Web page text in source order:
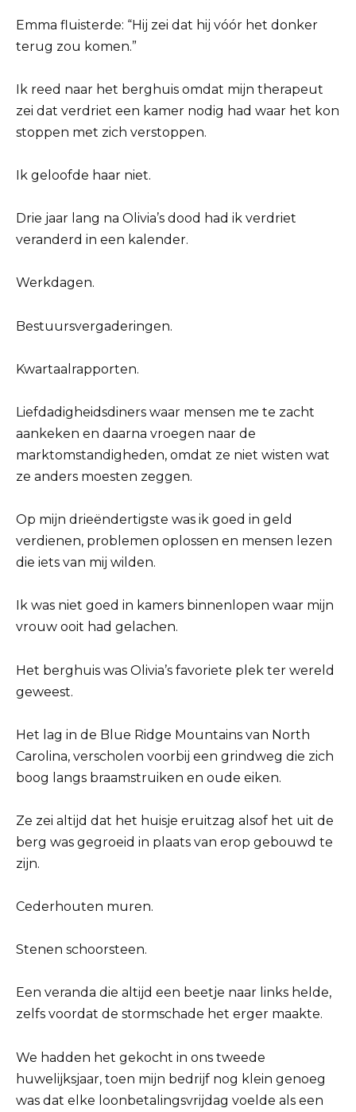
Emma fluisterde: “Hij zei dat hij vóór het donker
terug zou komen.”
Ik reed naar het berghuis omdat mijn therapeut
zei dat verdriet een kamer nodig had waar het kon
stoppen met zich verstoppen.
Ik geloofde haar niet.
Drie jaar lang na Olivia’s dood had ik verdriet
veranderd in een kalender.
Werkdagen.
Bestuursvergaderingen.
Kwartaalrapporten.
Liefdadigheidsdiners waar mensen me te zacht
aankeken en daarna vroegen naar de
marktomstandigheden, omdat ze niet wisten wat
ze anders moesten zeggen.
Op mijn drieëndertigste was ik goed in geld
verdienen, problemen oplossen en mensen lezen
die iets van mij wilden.
Ik was niet goed in kamers binnenlopen waar mijn
vrouw ooit had gelachen.
Het berghuis was Olivia’s favoriete plek ter wereld
geweest.
Het lag in de Blue Ridge Mountains van North
Carolina, verscholen voorbij een grindweg die zich
boog langs braamstruiken en oude eiken.
Ze zei altijd dat het huisje eruitzag alsof het uit de
berg was gegroeid in plaats van erop gebouwd te
zijn.
Cederhouten muren.
Stenen schoorsteen.
Een veranda die altijd een beetje naar links helde,
zelfs voordat de stormschade het erger maakte.
We hadden het gekocht in ons tweede
huwelijksjaar, toen mijn bedrijf nog klein genoeg
was dat elke loonbetalingsvrijdag voelde als een